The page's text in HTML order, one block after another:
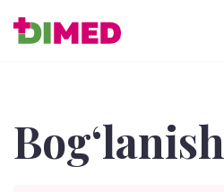
Bogʻlanish